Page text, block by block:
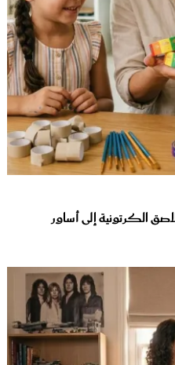
الكرتونية إلى أساور